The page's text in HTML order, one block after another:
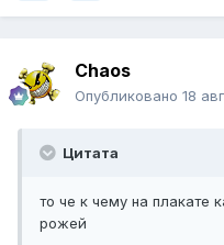
Chaos
Опубликовано 18
Цитата
то че к чему на плакате
рожей